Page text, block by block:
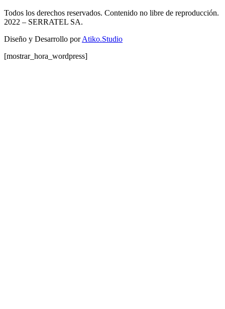
Todos los derechos reservados. Contenido no libre de reproducción.
2022 – SERRATEL SA.
Diseño y Desarrollo porAtiko.Studio
[mostrar_hora_wordpress]